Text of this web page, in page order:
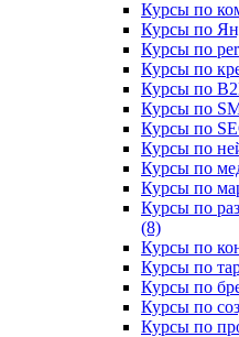
Курсы по
Курсы по
Курсы по
Курсы по
Курсы по
Курсы по
Курсы по
Курсы по
Курсы по
Курсы по
Курсы по
(8)
Курсы по
Курсы по
Курсы по
Курсы по
Курсы по